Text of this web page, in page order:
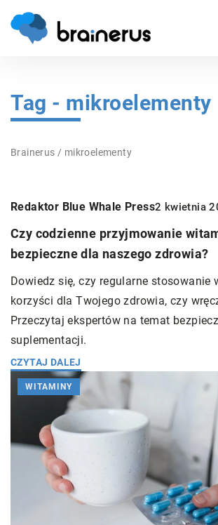
Tag - mikroelementy
Brainerus / mikroelementy
Redaktor Blue Whale Press2 kwietnia
Czy codzienne przyjmowanie
bezpieczne dla naszego zdrowia?
Dowiedz się, czy regularne stosowanie
korzyści dla Twojego zdrowia, czy
Przeczytaj ekspertów na temat
suplementacji.
CZYTAJ DALEJ
WITAMINY